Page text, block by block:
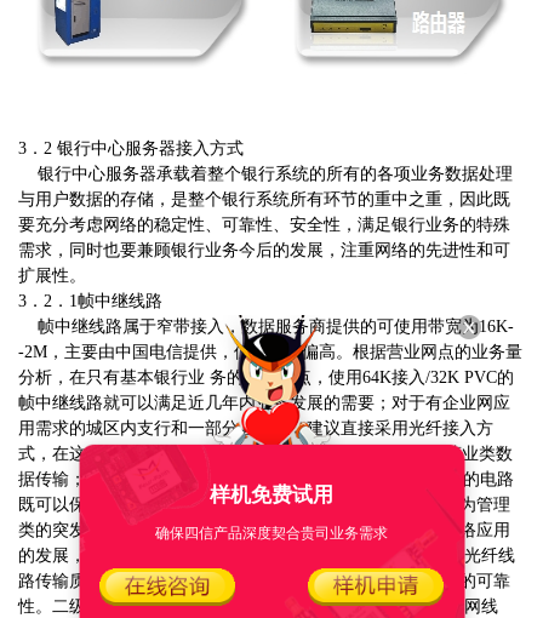
3．2 银行中心服务器接入方式
银行中心服务器承载着整个银行系统的所有的各项业务数据处理
与用户数据的存储，是整个银行系统所有环节的重中之重，因此既
要充分考虑网络的稳定性、可靠性、安全性，满足银行业务的特殊
需求，同时也要兼顾银行业务今后的发展，注重网络的先进性和可
扩展性。
3．2．1帧中继线路
帧中继线路属于窄带接入，数据服务商提供的可使用带宽为16K-
-2M，主要由中国电信提供，但是资费偏高。根据营业网点的业务量
分析，在只有基本银行业 务的营业网点，使用64K接入/32K PVC的
帧中继线路就可以满足近几年内业务发展的需要；对于有企业网应
用需求的城区内支行和一部分县支行，建议直接采用光纤接入方
式，在这条线路上开两条 PVC：一条32K PVC的电路用做营业类数
据传输；一条为64K PVC的电路用做企业网数据传输。 这样的电路
既可以保证营业类和管理类数据都有足够的带宽，又不会因为管理
类的突发大数据量影响营业类数据的通信。根据以后我行网络应用
的发展，又可以随时 提高线路带宽，保护现有的投资。而且光纤线
路传输质量远高于铜线，可以保证线路的稳定性和传输数据的可靠
性。二级行中心根据各地情况的不同，不使用原有一 级骨干网线
样机免费试用
确保四信产品深度契合贵司业务需求